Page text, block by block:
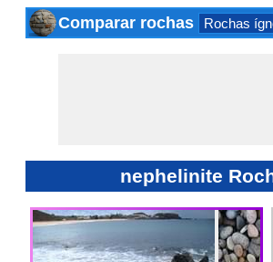
Comparar rochas Rochas
nephelinite